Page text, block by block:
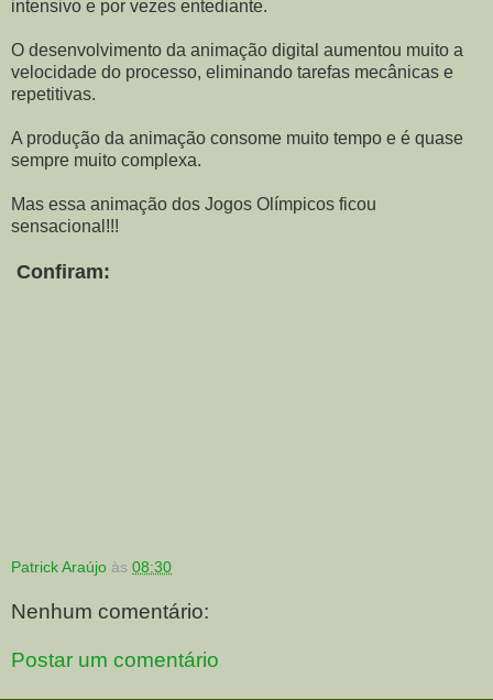
intensivo e por vezes entediante.
O desenvolvimento da animação digital aumentou muito a
velocidade do processo, eliminando tarefas mecânicas e
repetitivas.
A produção da animação consome muito tempo e é quase
sempre muito complexa.
Mas essa animação dos Jogos Olímpicos ficou
sensacional!!!
Confiram:
Patrick Araújo às 08:30
Nenhum comentário:
Postar um comentário